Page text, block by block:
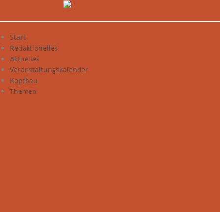
Start
Redaktionelles
Aktuelles
Veranstaltungskalender
Kopfbau
Themen